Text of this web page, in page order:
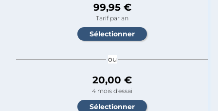
99,95 €
Tarif par an
ou
20,00 €
4 mois d'essai